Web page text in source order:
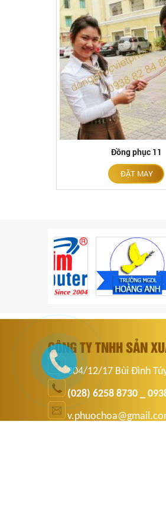
Đồng phục 11
ĐẶT MAY
CÔNG TY TNHH SẢN
304/12/17 Bùi Đình
(028) 6258 8730 _